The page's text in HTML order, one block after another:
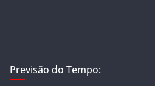
Previsão do Tempo: